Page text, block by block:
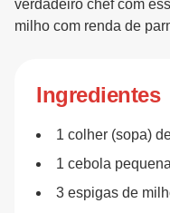
verdadeiro chef com
milho com renda de
Ingredientes
1 colher (sopa)
1 cebola
3 espigas de